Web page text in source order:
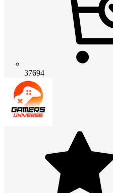
37694